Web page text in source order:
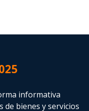
informativa
de bienes y servicios